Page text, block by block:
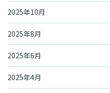
2025年10月
2025年8月
2025年6月
2025年4月